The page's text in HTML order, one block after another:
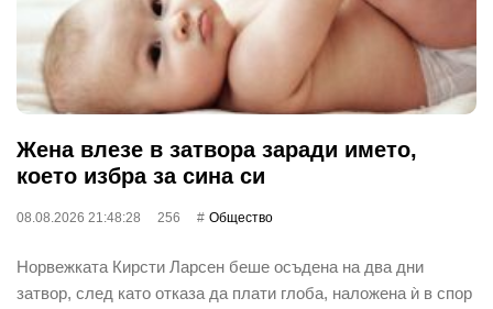
Жена влезе в затвора заради името,
което избра за сина си
08.08.2026 21:48:28 256 Общество
Норвежката Кирсти Ларсен беше осъдена на два дни
затвор, след като отказа да плати глоба, наложена ѝ в спор